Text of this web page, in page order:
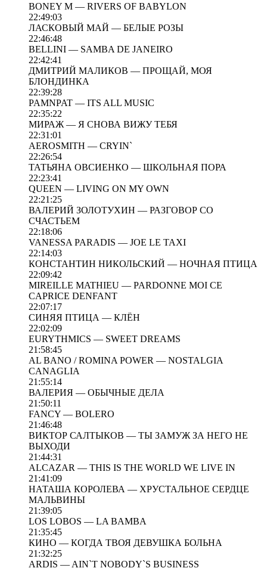
BONEY M — RIVERS OF BABYLON
22:49:03
ЛАСКОВЫЙ МАЙ — БЕЛЫЕ РОЗЫ
22:46:48
BELLINI — SAMBA DE JANEIRO
22:42:41
ДМИТРИЙ МАЛИКОВ — ПРОЩАЙ, МОЯ
БЛОНДИНКА
22:39:28
PAMNPAT — ITS ALL MUSIC
22:35:22
МИРАЖ — Я СНОВА ВИЖУ ТЕБЯ
22:31:01
AEROSMITH — CRYIN`
22:26:54
ТАТЬЯНА ОВСИЕНКО — ШКОЛЬНАЯ ПОРА
22:23:41
QUEEN — LIVING ON MY OWN
22:21:25
ВАЛЕРИЙ ЗОЛОТУХИН — РАЗГОВОР СО
СЧАСТЬЕМ
22:18:06
VANESSA PARADIS — JOE LE TAXI
22:14:03
КОНСТАНТИН НИКОЛЬСКИЙ — НОЧНАЯ ПТИЦА
22:09:42
MIREILLE MATHIEU — PARDONNE MOI CE
CAPRICE DENFANT
22:07:17
СИНЯЯ ПТИЦА — КЛЁН
22:02:09
EURYTHMICS — SWEET DREAMS
21:58:45
AL BANO / ROMINA POWER — NOSTALGIA
CANAGLIA
21:55:14
ВАЛЕРИЯ — ОБЫЧНЫЕ ДЕЛА
21:50:11
FANCY — BOLERO
21:46:48
ВИКТОР САЛТЫКОВ — ТЫ ЗАМУЖ ЗА НЕГО НЕ
ВЫХОДИ
21:44:31
ALCAZAR — THIS IS THE WORLD WE LIVE IN
21:41:09
НАТАША КОРОЛЕВА — ХРУСТАЛЬНОЕ СЕРДЦЕ
МАЛЬВИНЫ
21:39:05
LOS LOBOS — LA BAMBA
21:35:45
КИНО — КОГДА ТВОЯ ДЕВУШКА БОЛЬНА
21:32:25
ARDIS — AIN`T NOBODY`S BUSINESS